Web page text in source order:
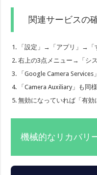
関連サービスの
「設定」→「アプリ」→「
右上の3点メニュー→「シス
「Google Camera
「Camera Auxiliary」も同
無効になっていれば「有効
機械的なリカバリ